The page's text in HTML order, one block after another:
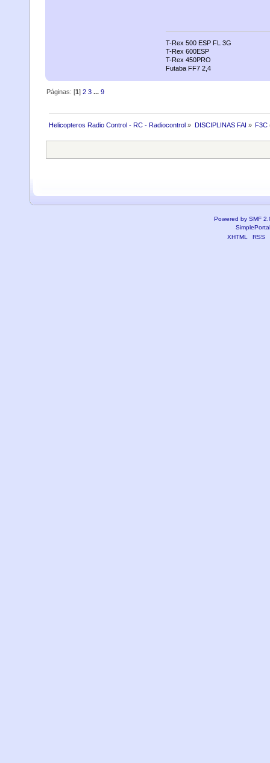
T-Rex 500 ESP FL 3G
T-Rex 600ESP
T-Rex 450PRO
Futaba FF7 2,4
Páginas: [1]2 3 ...9
Helicopteros Radio Control - RC - Radiocontrol » DISCIPLINAS FAI » F3C
Powered by SMF
XHTML
RSS